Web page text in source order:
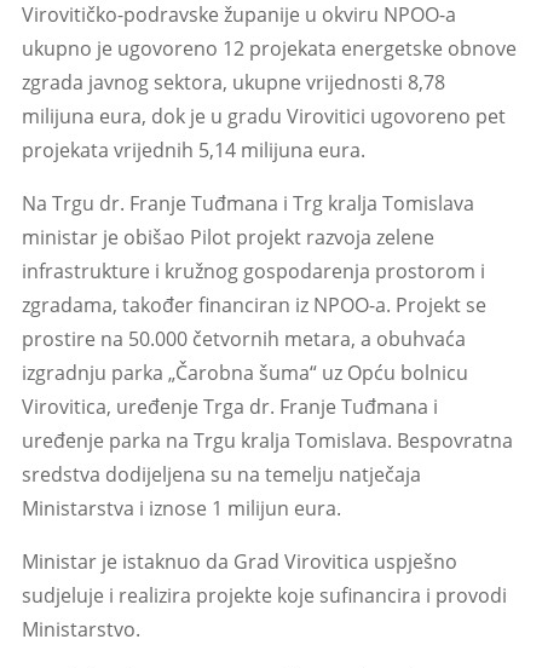
Virovitičko-podravske županije u okviru NPOO-a
ukupno je ugovoreno 12 projekata energetske obnove
zgrada javnog sektora, ukupne vrijednosti 8,78
milijuna eura, dok je u gradu Virovitici ugovoreno pet
projekata vrijednih 5,14 milijuna eura.
Na Trgu dr. Franje Tuđmana i Trg kralja Tomislava
ministar je obišao Pilot projekt razvoja zelene
infrastrukture i kružnog gospodarenja prostorom i
zgradama, također financiran iz NPOO-a. Projekt se
prostire na 50.000 četvornih metara, a obuhvaća
izgradnju parka „Čarobna šuma“ uz Opću bolnicu
Virovitica, uređenje Trga dr. Franje Tuđmana i
uređenje parka na Trgu kralja Tomislava. Bespovratna
sredstva dodijeljena su na temelju natječaja
Ministarstva i iznose 1 milijun eura.
Ministar je istaknuo da Grad Virovitica uspješno
sudjeluje i realizira projekte koje sufinancira i provodi
Ministarstvo.